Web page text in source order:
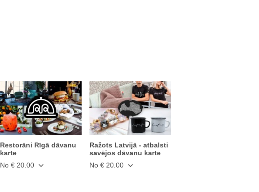
Restorāni Rīgā dāvanu
karte
No € 20.00
Ražots Latvijā - atbalsti
savējos dāvanu karte
No € 20.00